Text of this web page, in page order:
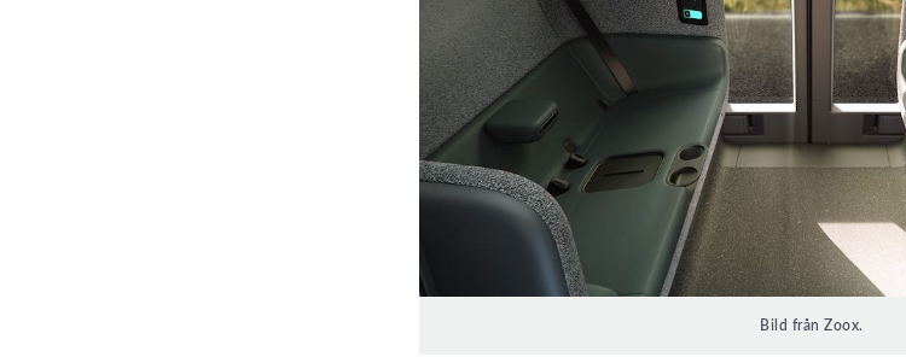
Bild från Zoox.